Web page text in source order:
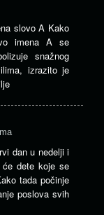
slovo A Kako
imena A se
snažnog
izrazito je
dan u nedelji i
dete koje se
tada počinje
poslova svih